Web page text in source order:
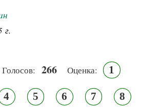
г.
Голосов: 266 Оценка: 1
4 5 6 7 8